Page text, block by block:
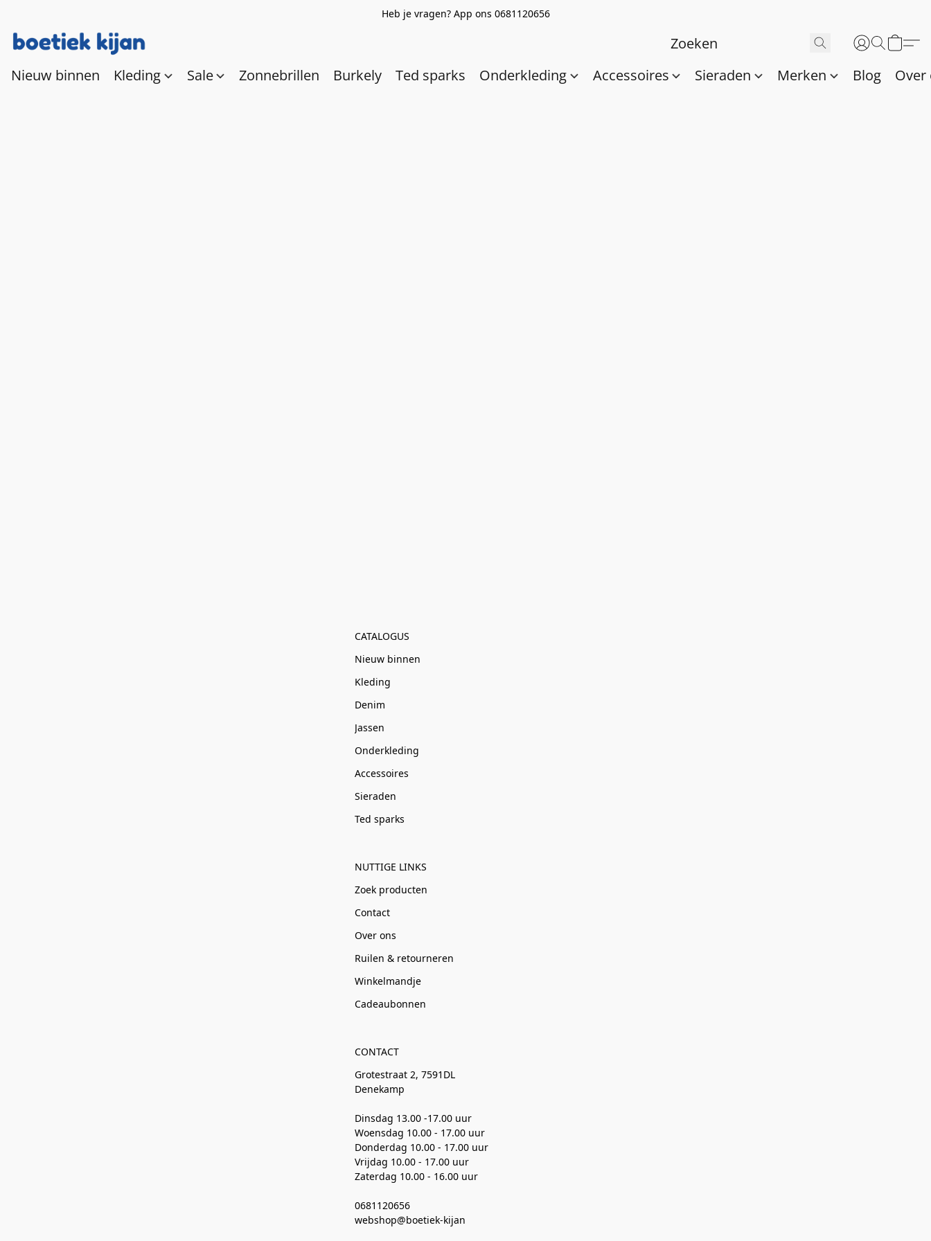
Heb je vragen? App ons 0681120656
Nieuw binnen Kleding Sale Zonnebrillen Burkely Ted sparks Onderkleding Accessoires Sieraden Merken Blog Over
CATALOGUS
Nieuw binnen
Kleding
Denim
Jassen
Onderkleding
Accessoires
Sieraden
Ted sparks
NUTTIGE LINKS
Zoek producten
Contact
Over ons
Ruilen & retourneren
Winkelmandje
Cadeaubonnen
CONTACT
Grotestraat 2, 7591DL
Denekamp
Dinsdag 13.00 -17.00 uur
Woensdag 10.00 - 17.00 uur
Donderdag 10.00 - 17.00 uur
Vrijdag 10.00 - 17.00 uur
Zaterdag 10.00 - 16.00 uur
0681120656
webshop@boetiek-kijan